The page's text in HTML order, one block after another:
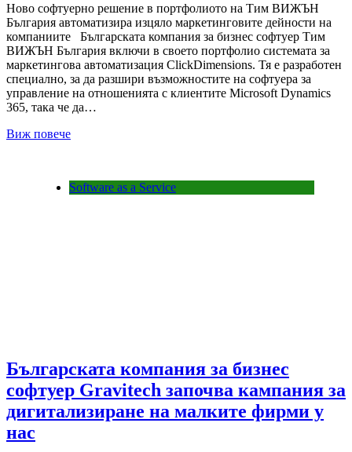
Ново софтуерно решение в портфолиото на Тим ВИЖЪН
България автоматизира изцяло маркетинговите дейности на
компаниите Българската компания за бизнес софтуер Тим
ВИЖЪН България включи в своето портфолио системата за
маркетингова автоматизация ClickDimensions. Тя е разработен
специално, за да разшири възможностите на софтуера за
управление на отношенията с клиентите Microsoft Dynamics
365, така че да…
Виж повече
Software as a Service
Българската компания за бизнес
софтуер Gravitech започва кампания за
дигитализиране на малките фирми у
нас